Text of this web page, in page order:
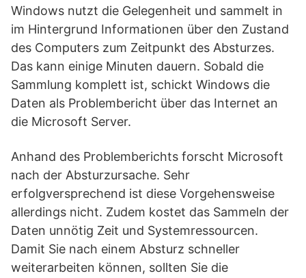
Windows nutzt die Gelegenheit und sammelt in
im Hintergrund Informationen über den Zustand
des Computers zum Zeitpunkt des Absturzes.
Das kann einige Minuten dauern. Sobald die
Sammlung komplett ist, schickt Windows die
Daten als Problembericht über das Internet an
die Microsoft Server.
Anhand des Problemberichts forscht Microsoft
nach der Absturzursache. Sehr
erfolgversprechend ist diese Vorgehensweise
allerdings nicht. Zudem kostet das Sammeln der
Daten unnötig Zeit und Systemressourcen.
Damit Sie nach einem Absturz schneller
weiterarbeiten können, sollten Sie die